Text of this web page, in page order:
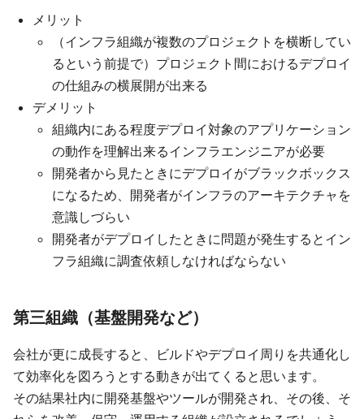
メリット
（インフラ組織が複数のプロジェクトを横断してい
るという前提で）プロジェクト間におけるデプロイ
の仕組みの横展開が出来る
デメリット
組織内にある程度デプロイ対象のアプリケーション
の動作を理解出来るインフラエンジニアが必要
開発者から見たときにデプロイがブラックボックス
になるため、開発者がインフラのアーキテクチャを
意識しづらい
開発者がデプロイしたときに問題が発生するとイン
フラ組織に調査依頼しなければならない
第三組織（基盤開発など）
会社が更に成長すると、ビルドやデプロイ周りを共通化し
て効率化を図ろうとする動きが出てくると思います。
その結果社内に開発基盤やツールが開発され、その後、そ